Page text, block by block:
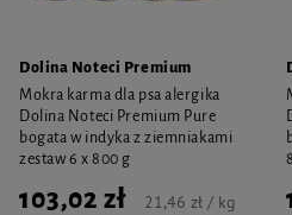
Dolina Noteci Premium
Mokra karma dla psa alergika
Dolina Noteci Premium Pure
bogata w indyka z ziemniakami
zestaw 6 x 800 g
103,02 zł 21,46 zł / kg